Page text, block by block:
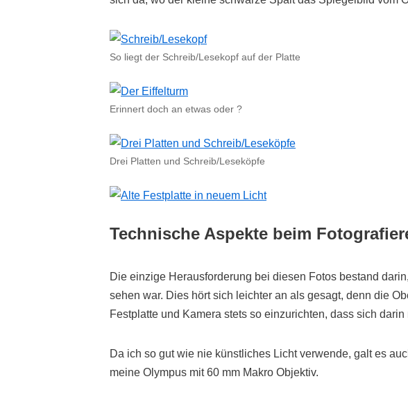
So liegt der Schreib/Lesekopf auf der Platte
Erinnert doch an etwas oder ?
Drei Platten und Schreib/Leseköpfe
Technische Aspekte beim
Die einzige Herausforderung bei diesen Fotos bestand
sehen war. Dies hört sich leichter an als gesagt, denn die
Festplatte und Kamera stets so einzurichten, dass sich
Da ich so gut wie nie künstliches Licht verwende, galt es
meine Olympus mit 60 mm Makro Objektiv.